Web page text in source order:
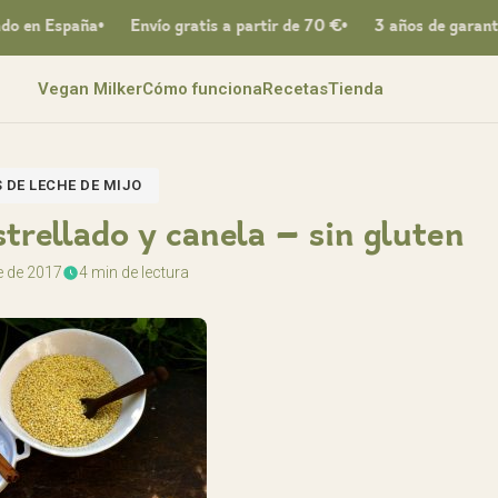
España Envío gratis a partir de 70 € 3 años de garantía
Vegan MilkerCómo funcionaRecetasTienda
DE LECHE DE MIJO
y canela – sin gluten
de 2017 4 min de lectura